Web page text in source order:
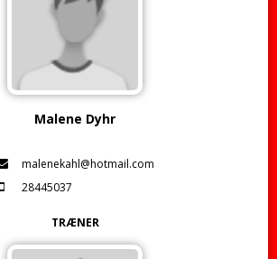
Malene Dyhr
malenekahl@hotmail.com
28445037
TRÆNER